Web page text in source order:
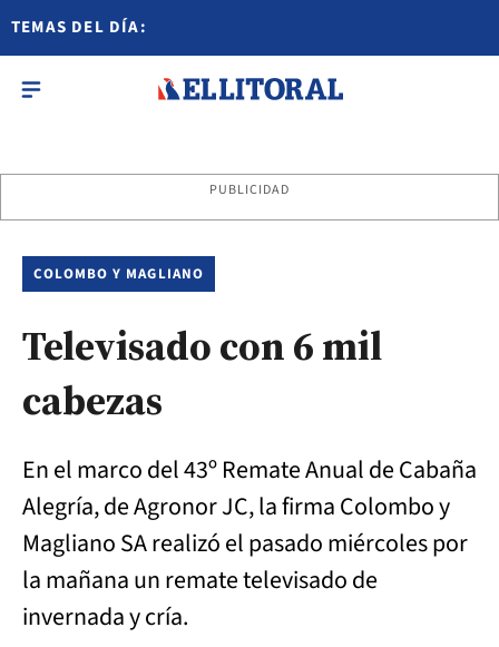
TEMAS DEL DÍA:
PUBLICIDAD
COLOMBO Y MAGLIANO
Televisado con 6 mil
cabezas
En el marco del 43º Remate Anual de Cabaña
Alegría, de Agronor JC, la firma Colombo y
Magliano SA realizó el pasado miércoles por
la mañana un remate televisado de
invernada y cría.